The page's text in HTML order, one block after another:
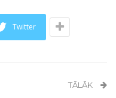
Twitter
TĀLĀK